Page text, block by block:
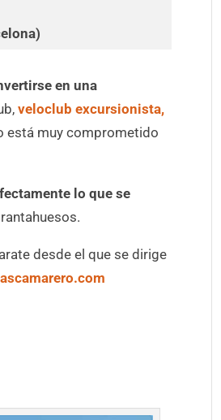
en una
veloclub excursionista,
está muy comprometido
lo que se
desde el que se dirige